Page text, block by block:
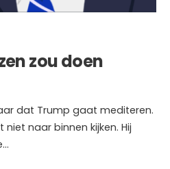
zou doen
dat Trump gaat mediteren.
naar binnen kijken. Hij
...